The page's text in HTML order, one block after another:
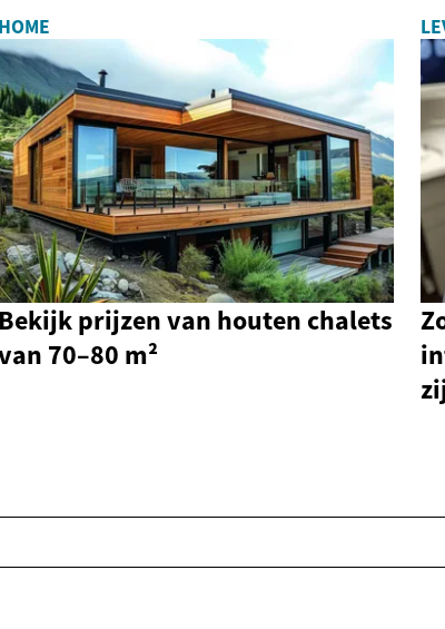
HOME
Bekijk prijzen van houten chalets
70–80 m²